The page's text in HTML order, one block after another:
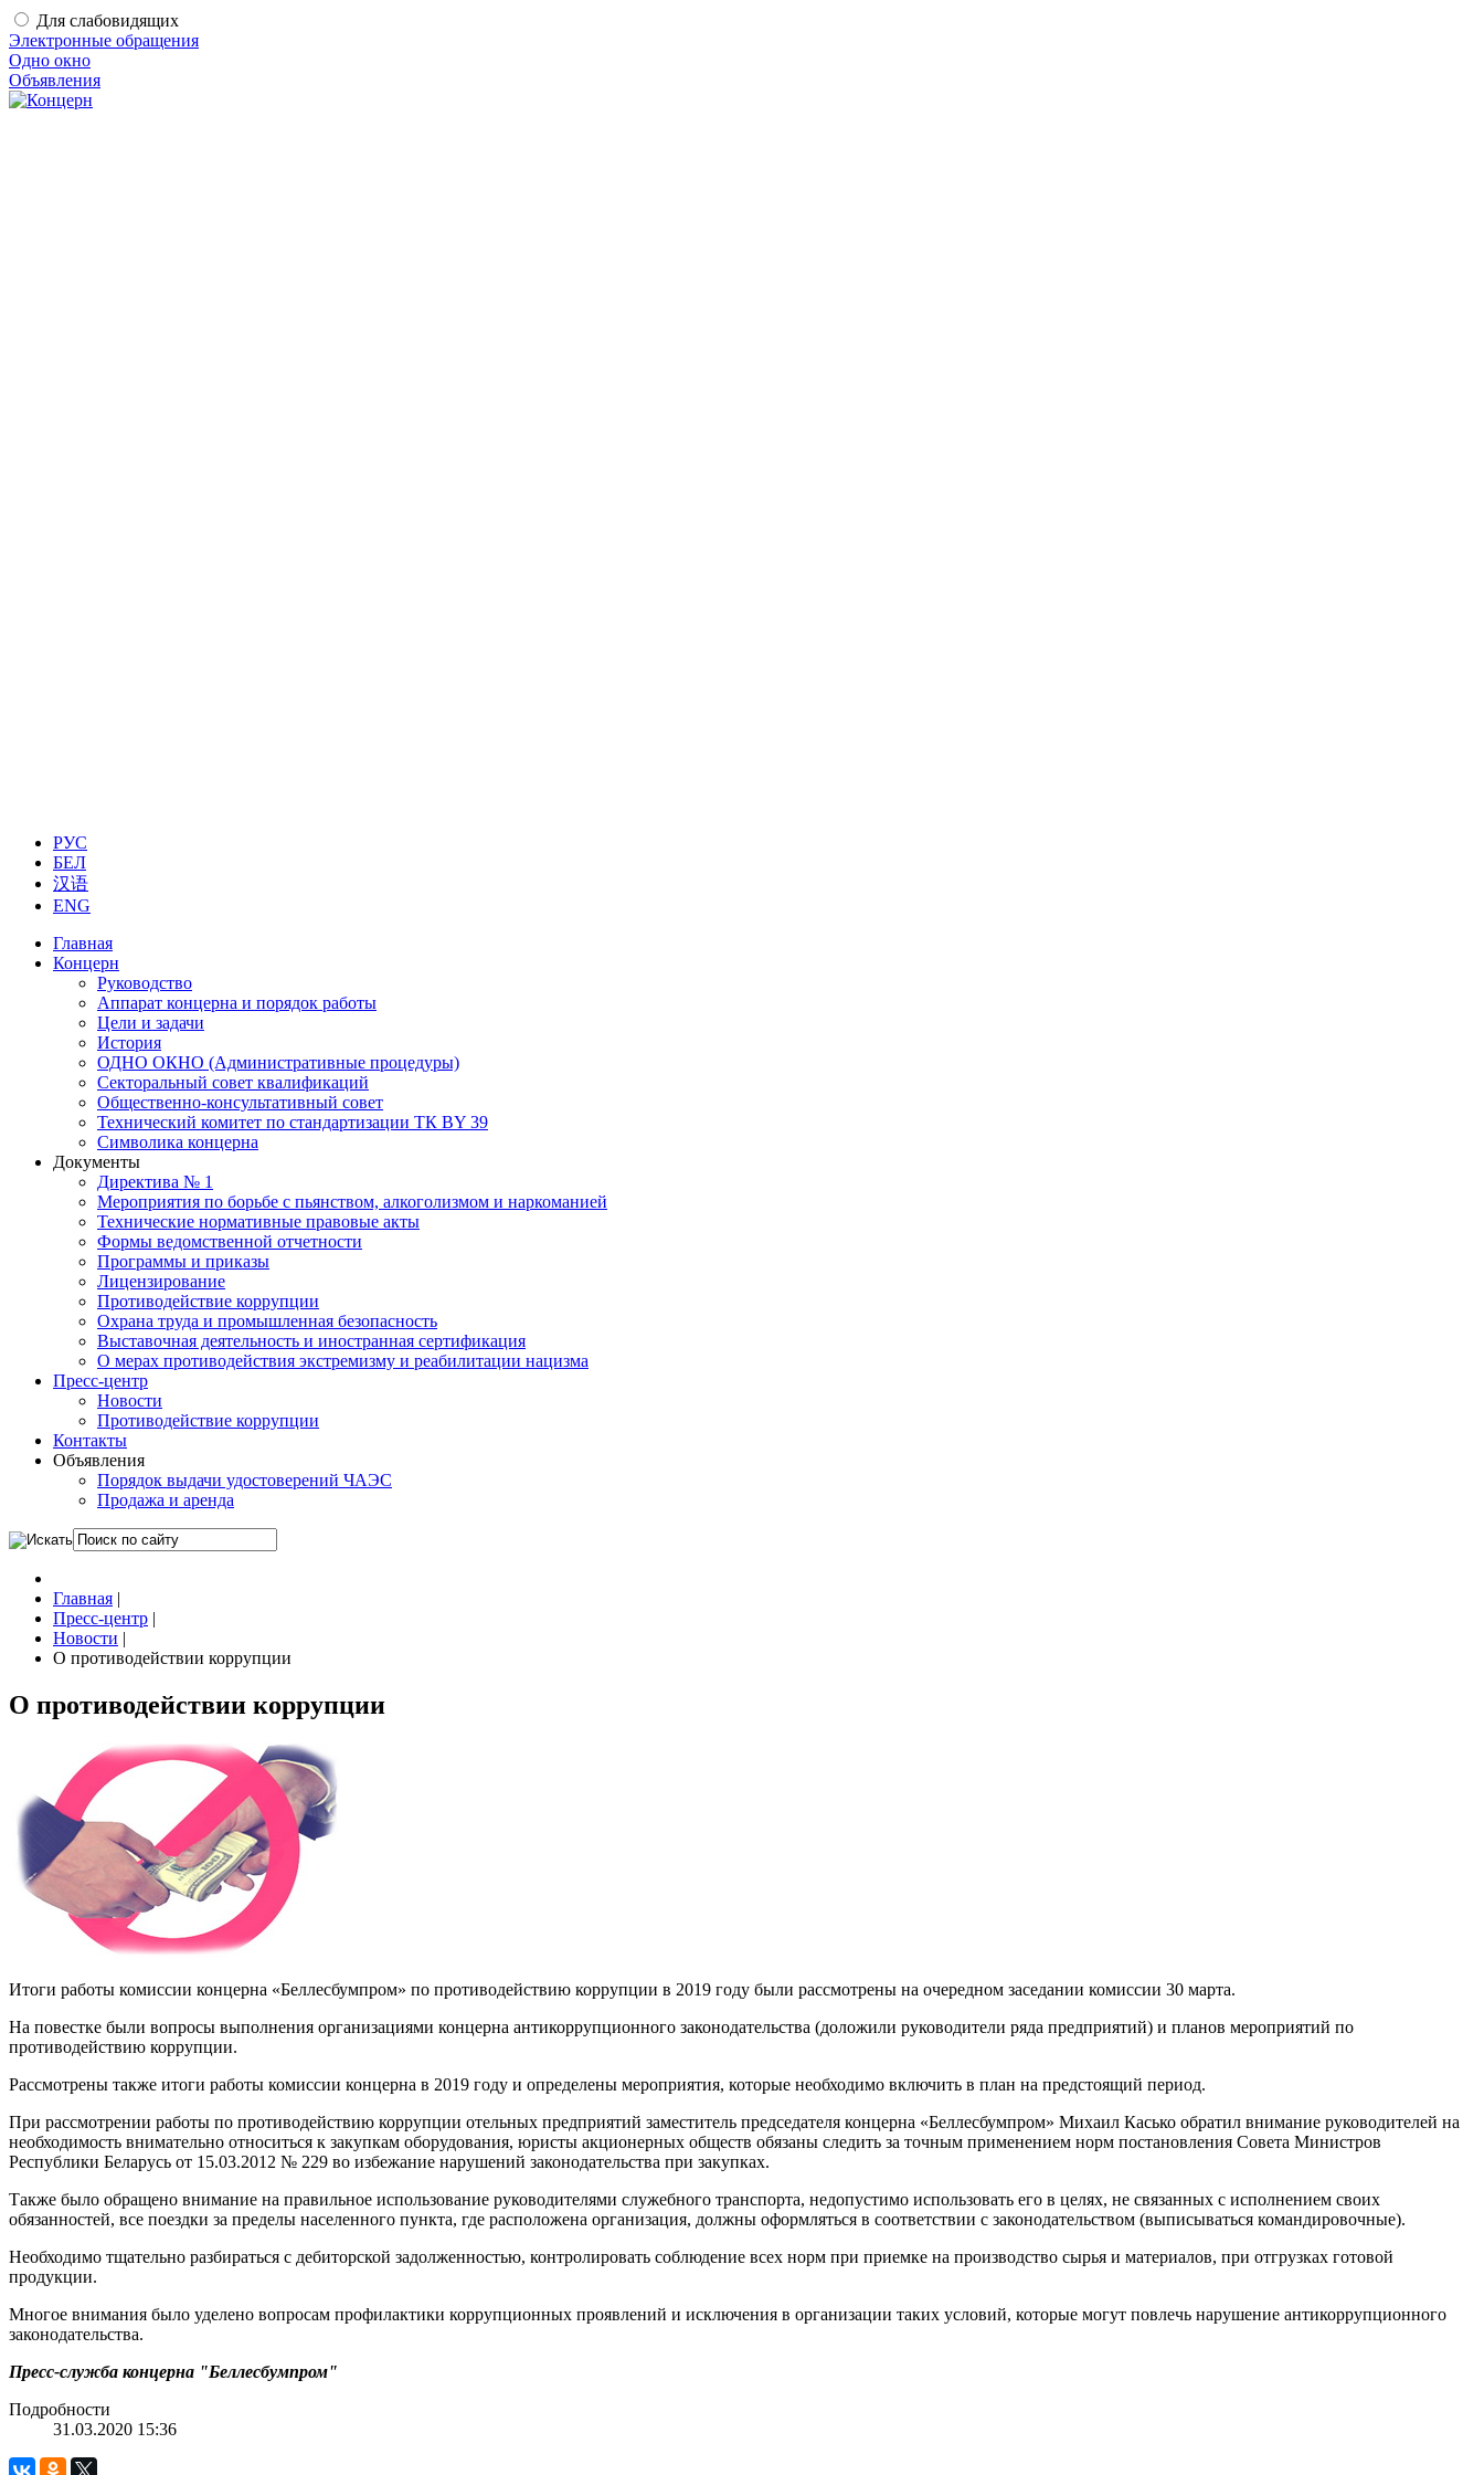
Для слабовидящих
Электронные обращения
Одно окно
Объявления
РУС
БЕЛ
汉语
ENG
Главная
Концерн
Руководство
Аппарат концерна и порядок работы
Цели и задачи
История
ОДНО ОКНО (Административные процедуры)
Секторальный совет квалификаций
Общественно-консультативный совет
Технический комитет по стандартизации ТК BY 39
Символика концерна
Документы
Директива № 1
Мероприятия по борьбе с пьянством, алкоголизмом и наркоманией
Технические нормативные правовые акты
Формы ведомственной отчетности
Программы и приказы
Лицензирование
Противодействие коррупции
Охрана труда и промышленная безопасность
Выставочная деятельность и иностранная сертификация
О мерах противодействия экстремизму и реабилитации нацизма
Пресс-центр
Новости
Противодействие коррупции
Контакты
Объявления
Порядок выдачи удостоверений ЧАЭС
Продажа и аренда
Главная |
Пресс-центр |
Новости |
О противодействии коррупции
О противодействии коррупции
Итоги работы комиссии концерна «Беллесбумпром» по противодействию коррупции в 2019 году были рассмотрены на очередном заседании комиссии 30 марта.
На повестке были вопросы выполнения организациями концерна антикоррупционного законодательства (доложили руководители ряда предприятий) и планов мероприятий по
противодействию коррупции.
Рассмотрены также итоги работы комиссии концерна в 2019 году и определены мероприятия, которые необходимо включить в план на предстоящий период.
При рассмотрении работы по противодействию коррупции отельных предприятий заместитель председателя концерна «Беллесбумпром» Михаил Касько обратил внимание руководителей на
необходимость внимательно относиться к закупкам оборудования, юристы акционерных обществ обязаны следить за точным применением норм постановления Совета Министров
Республики Беларусь от 15.03.2012 № 229 во избежание нарушений законодательства при закупках.
Также было обращено внимание на правильное использование руководителями служебного транспорта, недопустимо использовать его в целях, не связанных с исполнением своих
обязанностей, все поездки за пределы населенного пункта, где расположена организация, должны оформляться в соответствии с законодательством (выписываться командировочные).
Необходимо тщательно разбираться с дебиторской задолженностью, контролировать соблюдение всех норм при приемке на производство сырья и материалов, при отгрузках готовой
продукции.
Многое внимания было уделено вопросам профилактики коррупционных проявлений и исключения в организации таких условий, которые могут повлечь нарушение антикоррупционного
законодательства.
Пресс-служба концерна "Беллесбумпром"
Подробности
31.03.2020 15:36